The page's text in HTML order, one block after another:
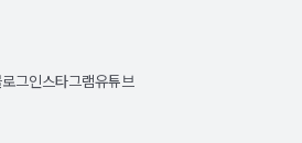
그인스타그램유튜브